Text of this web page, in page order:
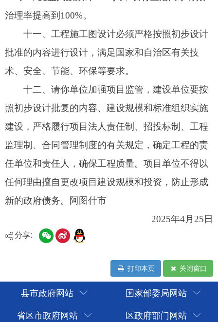
分享:
打印本页 关闭窗口
县市政府网站
国家部委局网站
省区市政府网站
区政府部门网站